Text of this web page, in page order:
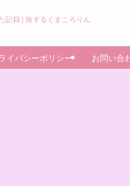
記録 | 旅するくまころりん
イバシーポリシー お問い合